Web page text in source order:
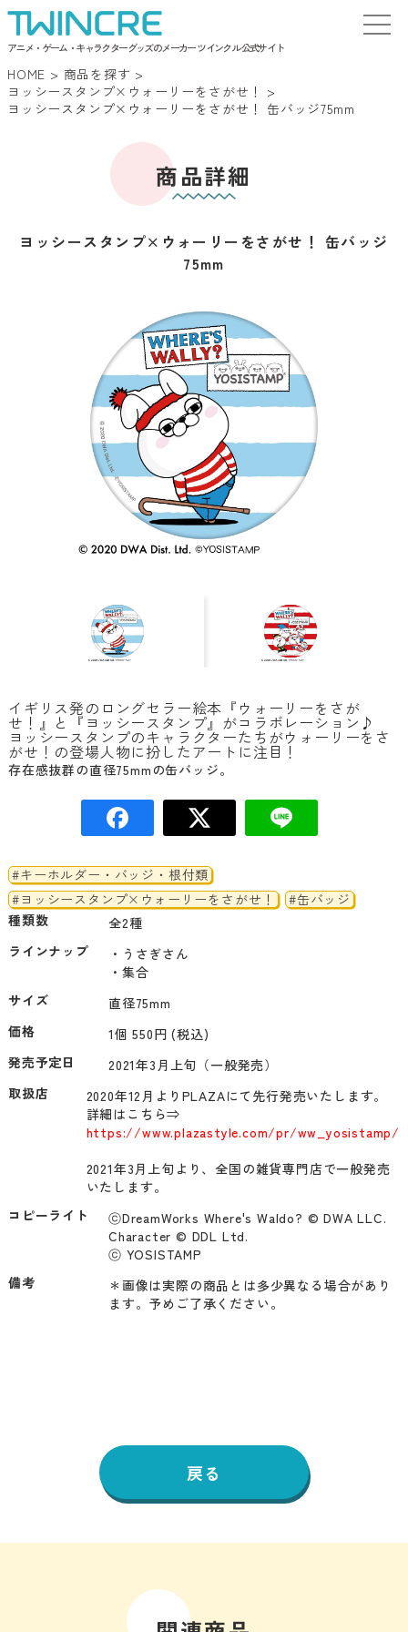
アニメ・ゲーム・キャラクターグッズのメーカー ツインクル 公式サイト
HOME > 商品を探す >
ヨッシースタンプ×ウォーリーをさがせ！ >
ヨッシースタンプ×ウォーリーをさがせ！ 缶バッジ75mm
商品詳細
ヨッシースタンプ×ウォーリーをさがせ！ 缶バッジ
75mm
イギリス発のロングセラー絵本『ウォーリーをさが
せ！』と『ヨッシースタンプ』がコラボレーション♪
ヨッシースタンプのキャラクターたちがウォーリーをさ
がせ！の登場人物に扮したアートに注目！
存在感抜群の直径75mmの缶バッジ。
#キーホルダー・バッジ・根付類
#ヨッシースタンプ×ウォーリーをさがせ！
#缶バッジ
種類数
全2種
ラインナップ
・うさぎさん
・集合
サイズ
直径75mm
価格
1個 550円 (税込)
発売予定日
2021年3月上旬（一般発売）
取扱店
2020年12月よりPLAZAにて先行発売いたします。
詳細はこちら⇒
https://www.plazastyle.com/pr/ww_yosistamp/
2021年3月上旬より、全国の雑貨専門店で一般発売
コピーライト
ⓒDreamWorks Where's Waldo? © DWA LLC.
Character © DDL Ltd.
ⓒ YOSISTAMP
備考
＊画像は実際の商品とは多少異なる場合があり
ます。予めご了承ください。
戻る